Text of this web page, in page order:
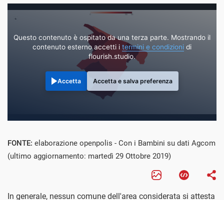
Questo contenuto è ospitato da una terza parte. Mostrando il
contenuto esterno accetti i termini e condizioni di
flourish.studio.
Accetta Accetta e salva preferenza
FONTE: elaborazione openpolis - Con i Bambini su dati Agcom
(ultimo aggiornamento: martedì 29 Ottobre 2019)
In generale, nessun comune dell'area considerata si attesta